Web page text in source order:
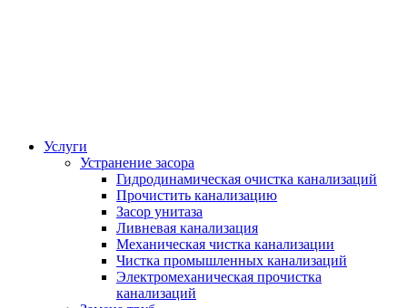
Услуги
Устранение засора
Гидродинамическая очистка канализаций
Прочистить канализацию
Засор унитаза
Ливневая канализация
Механическая чистка канализации
Чистка промышленных канализаций
Электромеханическая прочистка
канализаций